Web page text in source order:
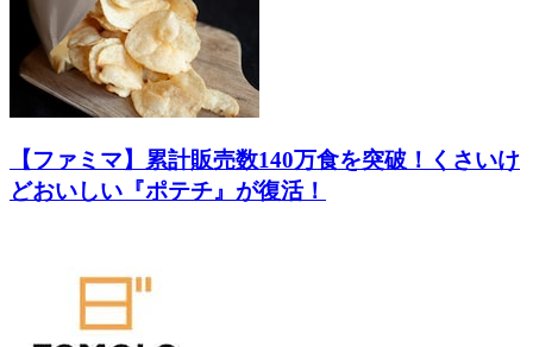
【ファミマ】累計販売数140万食を突破！くさいけ
どおいしい『ポテチ』が復活！